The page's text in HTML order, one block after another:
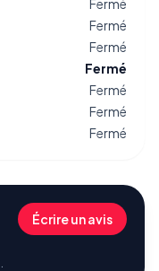
Fermé
Fermé
Fermé
Fermé
Fermé
Fermé
Fermé
Écrire un avis